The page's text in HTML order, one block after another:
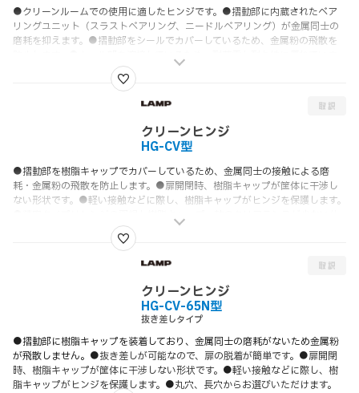
●クリーンルームでの使用に適したヒンジです。●摺動部に内蔵されたベア
リングユニット（スラストベアリング、ニードルベアリング）が金属同士の
磨耗を抑えます。●摺動部をシールでカバーしているため、金属粉の飛散を
クリーンヒンジ
HG-CV型
●摺動部を樹脂キャップでカバーしているため、金属同士の接触による磨
耗・金属粉の飛散を防止します。 ●扉開閉時、樹脂キャップが筐体に干渉し
ない形状です。●軽い接触などに際し、樹脂キャップがヒンジを保護します。
クリーンヒンジ
HG-CV-65N型
抜き差しタイプ
●摺動部に樹脂キャップを装着しており、金属同士の磨耗がないため金属粉
が飛散しません。 ●抜き差しが可能なので、扉の脱着が簡単です。●扉開閉
時、樹脂キャップが筐体に干渉しない形状です。●軽い接触などに際し、樹
脂キャップがヒンジを保護します。●丸穴、長穴からお選びいただけます。